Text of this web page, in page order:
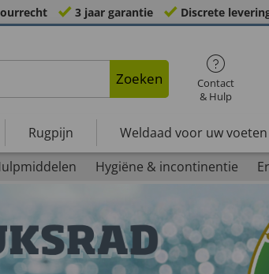
3 jaar garantie Discrete
Zoeken
Contact
& Hulp
Rugpijn Weldaad voor uw voeten
Hygiëne & incontinentie